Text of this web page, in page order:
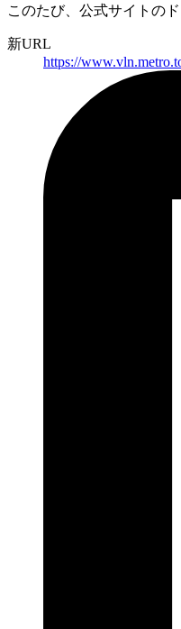
このたび、公式サイトの
新URL
https://